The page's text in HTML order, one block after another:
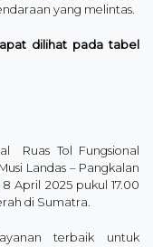
yang melintas.
dilihat pada tabel
Ruas Tol Fungsional
Landas – Pangkalan
April 2025 pukul 17.00
di Sumatra.
terbaik untuk